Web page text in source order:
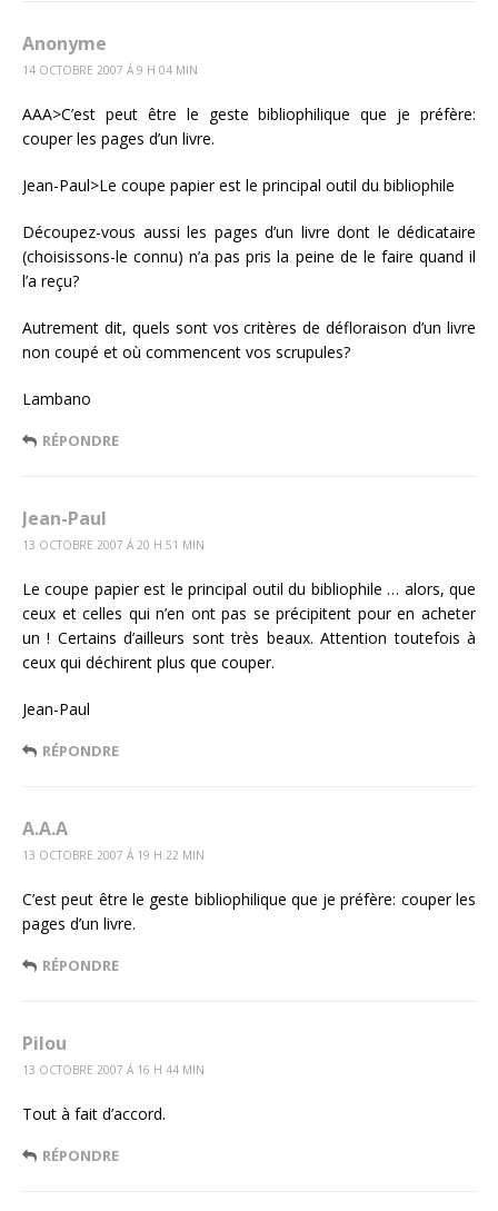
Anonyme
14 OCTOBRE 2007 Á 9 H 04 MIN
AAA>C’est peut être le geste bibliophilique que je préfère:
couper les pages d’un livre.
Jean-Paul>Le coupe papier est le principal outil du bibliophile
Découpez-vous aussi les pages d’un livre dont le dédicataire
(choisissons-le connu) n’a pas pris la peine de le faire quand il
l’a reçu?
Autrement dit, quels sont vos critères de défloraison d’un livre
non coupé et où commencent vos scrupules?
Lambano
RÉPONDRE
Jean-Paul
13 OCTOBRE 2007 Á 20 H 51 MIN
Le coupe papier est le principal outil du bibliophile … alors, que
ceux et celles qui n’en ont pas se précipitent pour en acheter
un ! Certains d’ailleurs sont très beaux. Attention toutefois à
ceux qui déchirent plus que couper.
Jean-Paul
RÉPONDRE
A.A.A
13 OCTOBRE 2007 Á 19 H 22 MIN
C’est peut être le geste bibliophilique que je préfère: couper les
pages d’un livre.
RÉPONDRE
Pilou
13 OCTOBRE 2007 Á 16 H 44 MIN
Tout à fait d’accord.
RÉPONDRE